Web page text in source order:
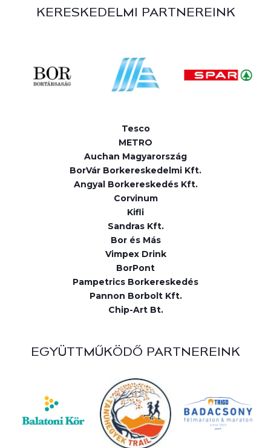
KERESKEDELMI PARTNEREINK
Tesco
METRO
Auchan Magyarország
BorVár Borkereskedelmi Kft.
Angyal Borkereskedés Kft.
Corvinum
Kifli
Sandras Kft.
Bor és Más
Vimpex Drink
BorPont
Pampetrics Borkereskedés
Pannon Borbolt Kft.
Chip-Art Bt.
EGYÜTTMŰKÖDŐ PARTNEREINK